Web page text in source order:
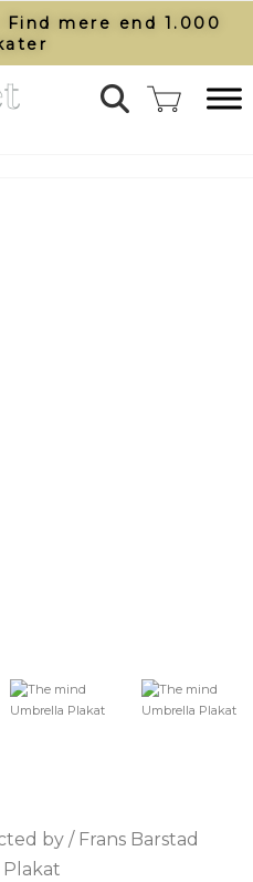
mere end 1.000
by / Frans Barstad